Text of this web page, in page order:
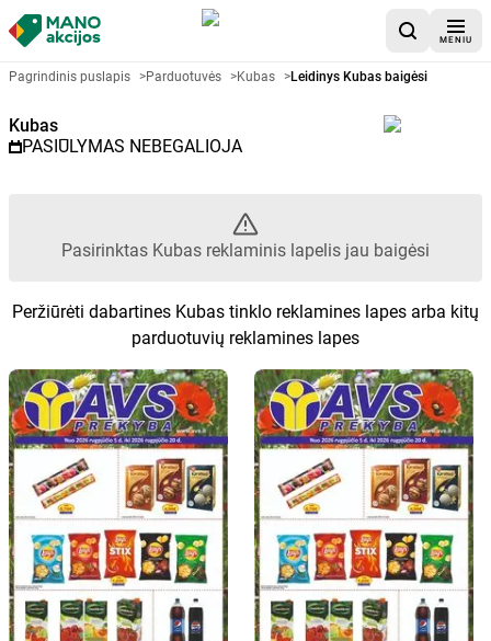
MENIU
Akcijų lapelis Kubas -
Pagrindinis puslapis >Parduotuvės >Kubas >Leidinys Kubas baigėsi
Kubas
PASIŪLYMAS NEBEGALIOJA
Pasirinktas Kubas reklaminis lapelis jau baigėsi
Peržiūrėti dabartines Kubas tinklo reklamines lapes arba kitų
parduotuvių reklamines lapes